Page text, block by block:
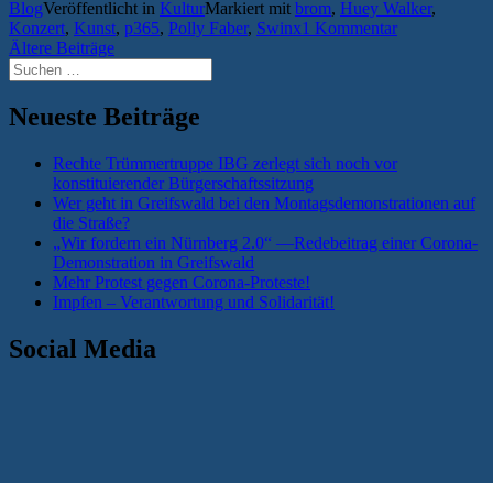
BlogVeröffentlicht in KulturMarkiert mit brom, Huey Walker,
Konzert, Kunst, p365, Polly Faber, Swinx1 Kommentar
Beitragsnavigation
Ältere Beiträge
Suchen
nach:
Neueste Beiträge
Rechte Trümmertruppe IBG zerlegt sich noch vor
konstituierender Bürgerschaftssitzung
Wer geht in Greifswald bei den Montagsdemonstrationen auf
die Straße?
„Wir fordern ein Nürnberg 2.0“ —Redebeitrag einer Corona-
Demonstration in Greifswald
Mehr Protest gegen Corona-Proteste!
Impfen – Verantwortung und Solidarität!
Social Media